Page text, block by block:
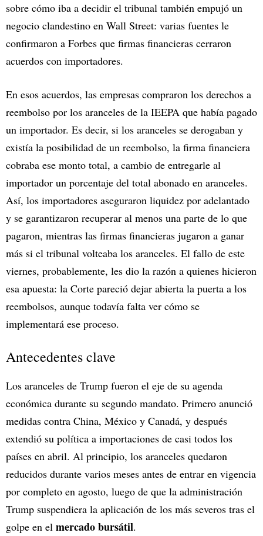
sobre cómo iba a decidir el tribunal también empujó un
negocio clandestino en Wall Street: varias fuentes le
confirmaron a Forbes que firmas financieras cerraron
acuerdos con importadores.
En esos acuerdos, las empresas compraron los derechos a
reembolso por los aranceles de la IEEPA que había pagado
un importador. Es decir, si los aranceles se derogaban y
existía la posibilidad de un reembolso, la firma financiera
cobraba ese monto total, a cambio de entregarle al
importador un porcentaje del total abonado en aranceles.
Así, los importadores aseguraron liquidez por adelantado
y se garantizaron recuperar al menos una parte de lo que
pagaron, mientras las firmas financieras jugaron a ganar
más si el tribunal volteaba los aranceles. El fallo de este
viernes, probablemente, les dio la razón a quienes hicieron
esa apuesta: la Corte pareció dejar abierta la puerta a los
reembolsos, aunque todavía falta ver cómo se
implementará ese proceso.
Antecedentes clave
Los aranceles de Trump fueron el eje de su agenda
económica durante su segundo mandato. Primero anunció
medidas contra China, México y Canadá, y después
extendió su política a importaciones de casi todos los
países en abril. Al principio, los aranceles quedaron
reducidos durante varios meses antes de entrar en vigencia
por completo en agosto, luego de que la administración
Trump suspendiera la aplicación de los más severos tras el
golpe en el mercado bursátil.